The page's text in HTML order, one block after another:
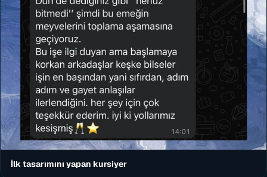
İlk tasarımını yapan kursiyer